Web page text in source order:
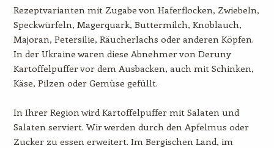
Rezeptvarianten mit Zugabe von Haferflocken, Zwiebeln,
Speckwürfeln, Magerquark, Buttermilch, Knoblauch,
Majoran, Petersilie, Räucherlachs oder anderen Köpfen.
In der Ukraine waren diese Abnehmer von Deruny
Kartoffelpuffer vor dem Ausbacken, auch mit Schinken,
Käse, Pilzen oder Gemüse gefüllt.
In Ihrer Region wird Kartoffelpuffer mit Salaten und
Salaten serviert. Wir werden durch den Apfelmus oder
Zucker zu essen erweitert. Im Bergischen Land, im